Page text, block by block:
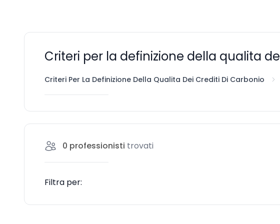
Criteri per la definizione della qualita
Criteri Per La Definizione Della Qualita Dei Crediti Di Carbonio
0 professionisti trovati
Filtra per: